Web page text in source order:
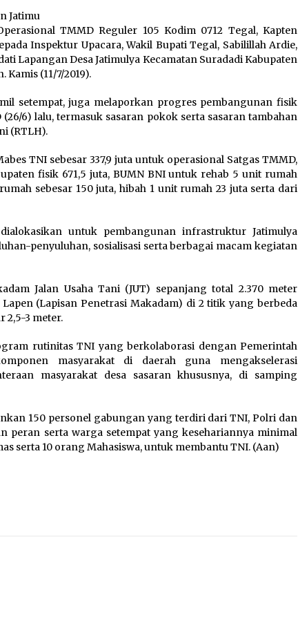
Bahari Berkelas Dunia
8 Agustus 2026
untuk Menjaga Kesuburan
8 Agustus 2026
Jatimu
TMMD Reguler 105 Kodim 0712 Tegal, Kapten
Inspektur Upacara, Wakil Bupati Tegal, Sabilillah Ardie,
Lapangan Desa Jatimulya Kecamatan Suradadi Kabupaten
(11/7/2019).
setempat, juga melaporkan progres pembangunan fisik
6) lalu, termasuk sasaran pokok serta sasaran tambahan
(RTLH).
TNI sebesar 337,9 juta untuk operasional Satgas TMMD,
fisik 671,5 juta, BUMN BNI untuk rehab 5 unit rumah
sebesar 150 juta, hibah 1 unit rumah 23 juta serta dari
untuk pembangunan infrastruktur Jatimulya
penyuluhan, sosialisasi serta berbagai macam kegiatan
Jalan Usaha Tani (JUT) sepanjang total 2.370 meter
(Lapisan Penetrasi Makadam) di 2 titik yang berbeda
2,5-3 meter.
rutinitas TNI yang berkolaborasi dengan Pemerintah
masyarakat di daerah guna mengakselerasi
masyarakat desa sasaran khususnya, di samping
150 personel gabungan yang terdiri dari TNI, Polri dan
peran serta warga setempat yang kesehariannya minimal
serta 10 orang Mahasiswa, untuk membantu TNI. (Aan)